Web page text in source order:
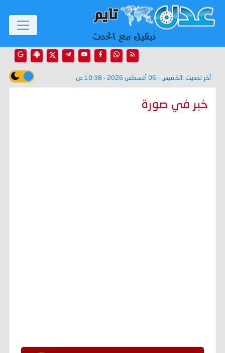
آخر تحديث : الخميس - 06 أغسطس 2026 - 10:38 ص
خبر في صورة